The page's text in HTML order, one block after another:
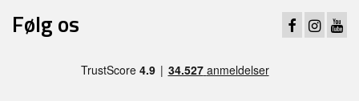
Følg os